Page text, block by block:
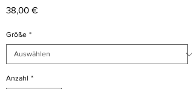
38,00 €Preis
Größe *
Anzahl *